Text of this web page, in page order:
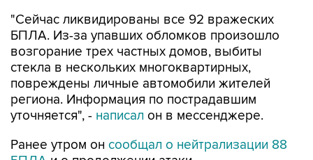
"Сейчас ликвидированы все 92 вражеских
БПЛА. Из-за упавших обломков произошло
возгорание трех частных домов, выбиты
стекла в нескольких многоквартирных,
повреждены личные автомобили жителей
региона. Информация по пострадавшим
уточняется", - написал он в мессенджере.
Ранее утром он сообщал о нейтрализации 88